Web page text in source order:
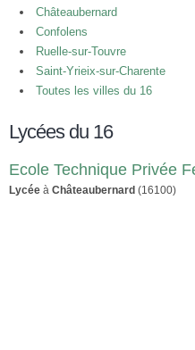
Châteaubernard
Confolens
Ruelle-sur-Touvre
Saint-Yrieix-sur-Charente
Toutes les villes du 16
Lycées du 16
Ecole Technique Privée
Lycée à Châteaubernard (16100)